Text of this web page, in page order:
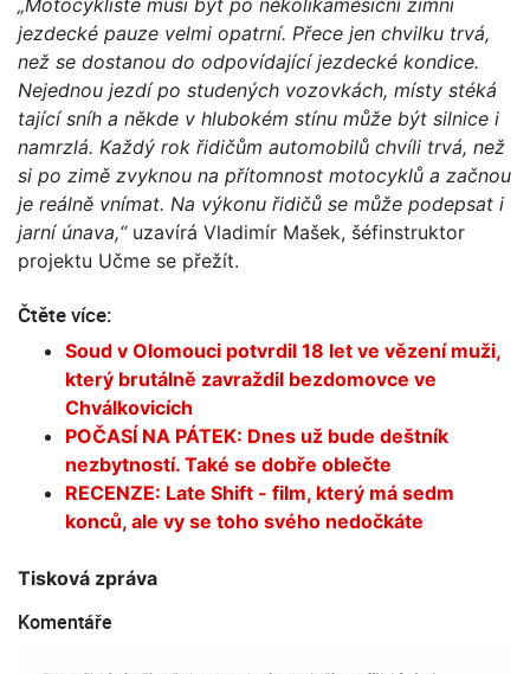
jezdecké pauze velmi opatrní. Přece jen chvilku trvá,
než se dostanou do odpovídající jezdecké kondice.
Nejednou jezdí po studených vozovkách, místy stéká
tající sníh a někde v hlubokém stínu může být silnice i
namrzlá. Každý rok řidičům automobilů chvíli trvá, než
si po zimě zvyknou na přítomnost motocyklů a začnou
je reálně vnímat. Na výkonu řidičů se může podepsat i
jarní únava,“uzavírá Vladimír Mašek, šéfinstruktor
projektu Učme se přežít.
Čtěte více:
Soud v Olomouci potvrdil 18 let ve vězení muži,
který brutálně zavraždil bezdomovce ve
Chválkovicích
POČASÍ NA PÁTEK: Dnes už bude deštník
nezbytností. Také se dobře oblečte
RECENZE: Late Shift - film, který má sedm
konců, ale vy se toho svého nedočkáte
Tisková zpráva
Komentáře